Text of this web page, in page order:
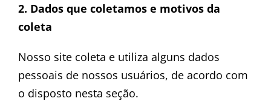
2. Dados que coletamos e motivos da
coleta
Nosso site coleta e utiliza alguns dados
pessoais de nossos usuários, de acordo com
o disposto nesta seção.